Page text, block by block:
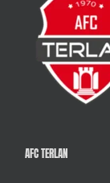
AFC TERLAN